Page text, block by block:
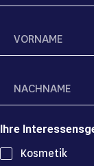
Ihre
Kosmetik